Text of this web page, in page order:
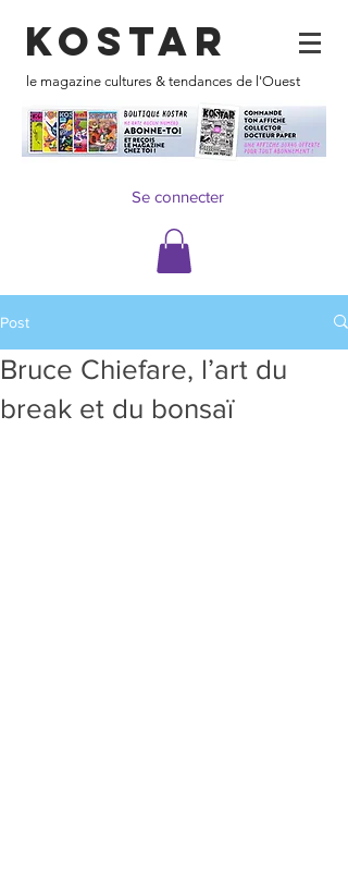
KOSTAR
le magazine cultures & tendances de l'Ouest
Se connecter
Post
Bruce Chiefare, l’art du
break et du bonsaï